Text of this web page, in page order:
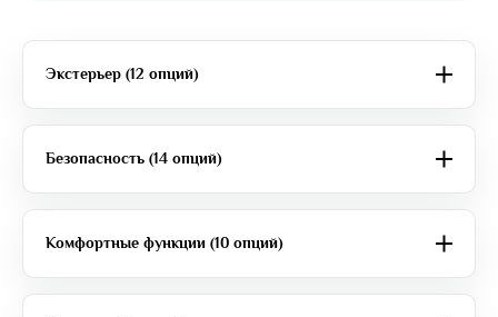
Экстерьер (12 опций)
Безопасность (14 опций)
Комфортные функции (10 опций)